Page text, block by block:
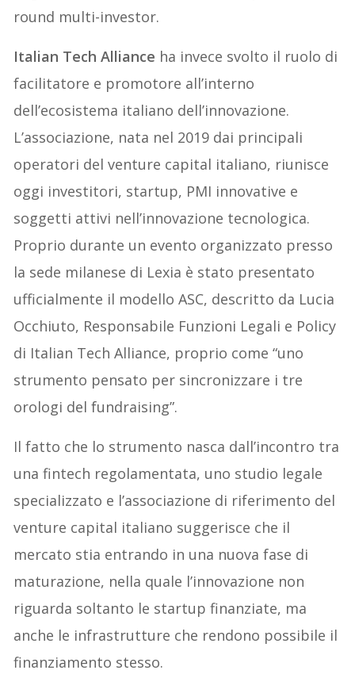
round multi-investor.
Italian Tech Alliance ha invece svolto il ruolo di
facilitatore e promotore all’interno
dell’ecosistema italiano dell’innovazione.
L’associazione, nata nel 2019 dai principali
operatori del venture capital italiano, riunisce
oggi investitori, startup, PMI innovative e
soggetti attivi nell’innovazione tecnologica.
Proprio durante un evento organizzato presso
la sede milanese di Lexia è stato presentato
ufficialmente il modello ASC, descritto da Lucia
Occhiuto, Responsabile Funzioni Legali e Policy
di Italian Tech Alliance, proprio come “uno
strumento pensato per sincronizzare i tre
orologi del fundraising”.
Il fatto che lo strumento nasca dall’incontro tra
una fintech regolamentata, uno studio legale
specializzato e l’associazione di riferimento del
venture capital italiano suggerisce che il
mercato stia entrando in una nuova fase di
maturazione, nella quale l’innovazione non
riguarda soltanto le startup finanziate, ma
anche le infrastrutture che rendono possibile il
finanziamento stesso.